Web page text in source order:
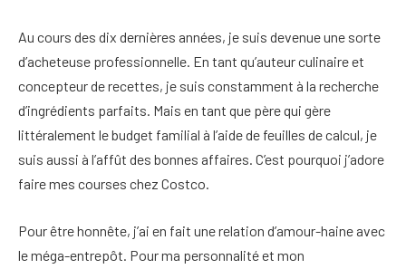
Au cours des dix dernières années, je suis devenue une sorte
d’acheteuse professionnelle. En tant qu’auteur culinaire et
concepteur de recettes, je suis constamment à la recherche
d’ingrédients parfaits. Mais en tant que père qui gère
littéralement le budget familial à l’aide de feuilles de calcul, je
suis aussi à l’affût des bonnes affaires. C’est pourquoi j’adore
faire mes courses chez Costco.
Pour être honnête, j’ai en fait une relation d’amour-haine avec
le méga-entrepôt. Pour ma personnalité et mon